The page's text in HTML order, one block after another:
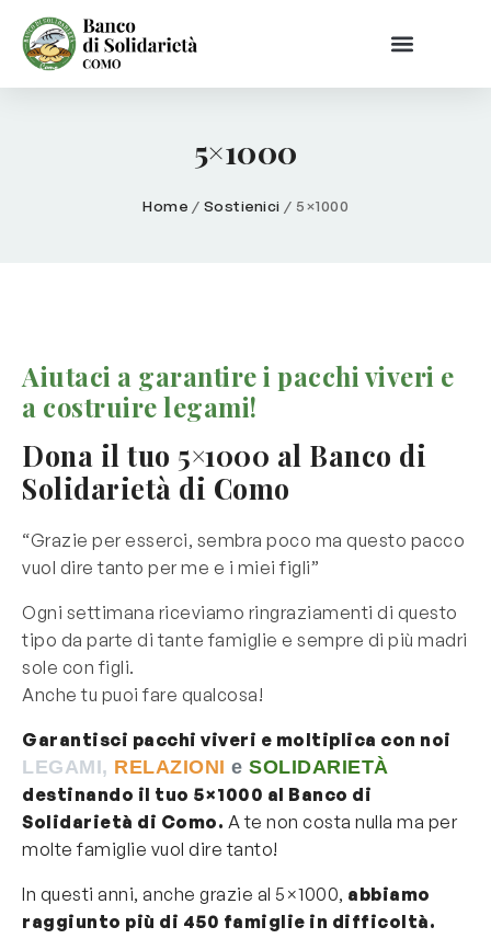
5×1000
Home / Sostienici / 5×1000
Aiutaci a garantire i pacchi viveri e
a costruire legami!
Dona il tuo 5×1000 al Banco di
Solidarietà di Como
“Grazie per esserci, sembra poco ma questo pacco
vuol dire tanto per me e i miei figli”
Ogni settimana riceviamo ringraziamenti di questo
tipo da parte di tante famiglie e sempre di più madri
sole con figli.
Anche tu puoi fare qualcosa!
Garantisci pacchi viveri e moltiplica con noi
LEGAMI, RELAZIONI e SOLIDARIETÀ
destinando il tuo 5×1000 al Banco di
Solidarietà di Como. A te non costa nulla ma per
molte famiglie vuol dire tanto!
In questi anni, anche grazie al 5×1000, abbiamo
raggiunto più di 450 famiglie in difficoltà.